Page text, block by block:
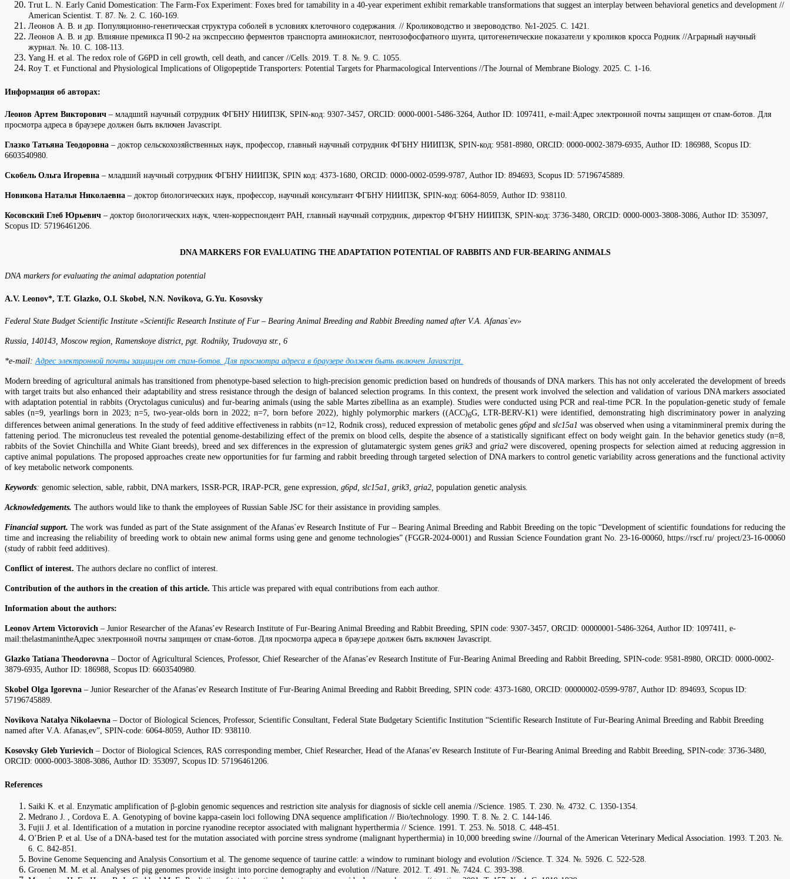
Trut L. N. Early Canid Domestication: The Farm-Fox Experiment: Foxes bred for tamability in a 40-year experiment exhibit remarkable transformations that suggest an interplay between behavioral genetics and development //
American Scientist. Т. 87. №. 2. С. 160-169.
Леонов А. В. и др. Популяционно-генетическая структура соболей в условиях клеточного содержания. // Кролиководство и звероводство. №1-2025. С. 1421.
Леонов А. В. и др. Влияние премикса П 90-2 на экспрессию ферментов транспорта аминокислот, пентозофосфатного шунта, цитогенетические показатели у кроликов кросса Родник //Аграрный научный
журнал. №. 10. С. 108-113.
Yang H. et al. The redox role of G6PD in cell growth, cell death, and cancer //Cells. 2019. Т. 8. №. 9. С. 1055.
Roy T. et Functional and Physiological Implications of Oligopeptide Transporters: Potential Targets for Pharmacological Interventions //The Journal of Membrane Biology. 2025. С. 1-16.
Информация об авторах:
Леонов Артем Викторович – младший научный сотрудник ФГБНУ НИИПЗК, SPIN-код: 9307-3457, ORCID: 0000-0001-5486-3264, Author ID: 1097411, e-mail:Адрес электронной почты защищен от спам-ботов. Для
просмотра адреса в браузере должен быть включен Javascript.
Глазко Татьяна Теодоровна – доктор сельскохозяйственных наук, профессор, главный научный сотрудник ФГБНУ НИИПЗК, SPIN-код: 9581-8980, ORCID: 0000-0002-3879-6935, Author ID: 186988, Scopus ID:
6603540980.
Скобель Ольга Игоревна – младший научный сотрудник ФГБНУ НИИПЗК, SPIN код: 4373-1680, ORCID: 0000-0002-0599-9787, Author ID: 894693, Scopus ID: 57196745889.
Новикова Наталья Николаевна – доктор биологических наук, профессор, научный консультант ФГБНУ НИИПЗК, SPIN-код: 6064-8059, Author ID: 938110.
Косовский Глеб Юрьевич – доктор биологических наук, член-корреспондент РАН, главный научный сотрудник, директор ФГБНУ НИИПЗК, SPIN-код: 3736-3480, ORCID: 0000-0003-3808-3086, Author ID: 353097,
Scopus ID: 57196461206.
DNA MARKERS FOR EVALUATING THE ADAPTATION POTENTIAL OF RABBITS AND FUR-BEARING ANIMALS
DNA markers for evaluating the animal adaptation potential
A.V. Leonov*, T.T. Glazko, O.I. Skobel, N.N. Novikova, G.Yu. Kosovsky
Federal State Budget Scientific Institute «Scientific Research Institute of Fur – Bearing Animal Breeding and Rabbit Breeding named after V.A. Afanas`ev»
Russia, 140143, Moscow region, Ramenskoye district, pgt. Rodniky, Trudovaya str., 6
*e-mail:Адрес электронной почты защищен от спам-ботов. Для просмотра адреса в браузере должен быть включен Javascript.
Modern breeding of agricultural animals has transitioned from phenotype-based selection to high-precision genomic prediction based on hundreds of thousands of DNA markers. This has not only accelerated the development of breeds
with target traits but also enhanced their adaptability and stress resistance through the design of balanced selection programs. In this context, the present work involved the selection and validation of various DNA markers associated
with adaptation potential in rabbits (Oryctolagus cuniculus) and fur-bearing animals (using the sable Martes zibellina as an example). Studies were conducted using PCR and real-time PCR. In the population-genetic study of female
sables (n=9, yearlings born in 2023; n=5, two-year-olds born in 2022; n=7, born before 2022), highly polymorphic markers ((ACC)6G, LTR-BERV-K1) were identified, demonstrating high discriminatory power in analyzing
differences between animal generations. In the study of feed additive effectiveness in rabbits (n=12, Rodnik cross), reduced expression of metabolic genes g6pd and slc15a1 was observed when using a vitaminmineral premix during the
fattening period. The micronucleus test revealed the potential genome-destabilizing effect of the premix on blood cells, despite the absence of a statistically significant effect on body weight gain. In the behavior genetics study (n=8,
rabbits of the Soviet Chinchilla and White Giant breeds), breed and sex differences in the expression of glutamatergic system genes grik3 and gria2 were discovered, opening prospects for selection aimed at reducing aggression in
captive animal populations. The proposed approaches create new opportunities for fur farming and rabbit breeding through targeted selection of DNA markers to control genetic variability across generations and the functional activity
of key metabolic network components.
Keywords: genomic selection, sable, rabbit, DNA markers, ISSR-PCR, IRAP-PCR, gene expression, g6pd, slc15a1, grik3, gria2, population genetic analysis.
Acknowledgements. The authors would like to thank the employees of Russian Sable JSC for their assistance in providing samples.
Financial support.The work was funded as part of the State assignment of the Afanas`ev Research Institute of Fur – Bearing Animal Breeding and Rabbit Breeding on the topic “Development of scientific foundations for reducing the
time and increasing the reliability of breeding work to obtain new animal forms using gene and genome technologies” (FGGR-2024-0001) and Russian Science Foundation grant No. 23-16-00060, https://rscf.ru/ project/23-16-00060
(study of rabbit feed additives).
Conflict of interest. The authors declare no conflict of interest.
Contribution of the authors in the creation of this article. This article was prepared with equal contributions from each author.
Information about the authors:
Leonov Artem Victorovich – Junior Researcher of the Afanas’ev Research Institute of Fur-Bearing Animal Breeding and Rabbit Breeding, SPIN code: 9307-3457, ORCID: 00000001-5486-3264, Author ID: 1097411, e-
mail:thelastmanintheАдрес электронной почты защищен от спам-ботов. Для просмотра адреса в браузере должен быть включен Javascript.
Glazko Tatiana Theodorovna – Doctor of Agricultural Sciences, Professor, Chief Researcher of the Afanas’ev Research Institute of Fur-Bearing Animal Breeding and Rabbit Breeding, SPIN-code: 9581-8980, ORCID: 0000-0002-
3879-6935, Author ID: 186988, Scopus ID: 6603540980.
Skobel Olga Igorevna – Junior Researcher of the Afanas’ev Research Institute of Fur-Bearing Animal Breeding and Rabbit Breeding, SPIN code: 4373-1680, ORCID: 00000002-0599-9787, Author ID: 894693, Scopus ID:
57196745889.
Novikova Natalya Nikolaevna – Doctor of Biological Sciences, Professor, Scientific Consultant, Federal State Budgetary Scientific Institution “Scientific Research Institute of Fur-Bearing Animal Breeding and Rabbit Breeding
named after V.A. Afanas,ev”, SPIN-code: 6064-8059, Author ID: 938110.
Kosovsky Gleb Yurievich – Doctor of Biological Sciences, RAS corresponding member, Chief Researcher, Head of the Afanas’ev Research Institute of Fur-Bearing Animal Breeding and Rabbit Breeding, SPIN-code: 3736-3480,
ORCID: 0000-0003-3808-3086, Author ID: 353097, Scopus ID: 57196461206.
References
Saiki K. et al. Enzymatic amplification of β-globin genomic sequences and restriction site analysis for diagnosis of sickle cell anemia //Science. 1985. Т. 230. №. 4732. С. 1350-1354.
Medrano J. , Cordova E. A. Genotyping of bovine kappa-casein loci following DNA sequence amplification // Bio/technology. 1990. Т. 8. №. 2. С. 144-146.
Fujii J. et al. Identification of a mutation in porcine ryanodine receptor associated with malignant hyperthermia // Science. 1991. Т. 253. №. 5018. С. 448-451.
O’Brien P. et al. Use of a DNA-based test for the mutation associated with porcine stress syndrome (malignant hyperthermia) in 10,000 breeding swine //Journal of the American Veterinary Medical Association. 1993. Т.203. №.
6. С. 842-851.
Bovine Genome Sequencing and Analysis Consortium et al. The genome sequence of taurine cattle: a window to ruminant biology and evolution //Science. Т. 324. №. 5926. С. 522-528.
Groenen M. M. et al. Analyses of pig genomes provide insight into porcine demography and evolution //Nature. 2012. Т. 491. №. 7424. С. 393-398.